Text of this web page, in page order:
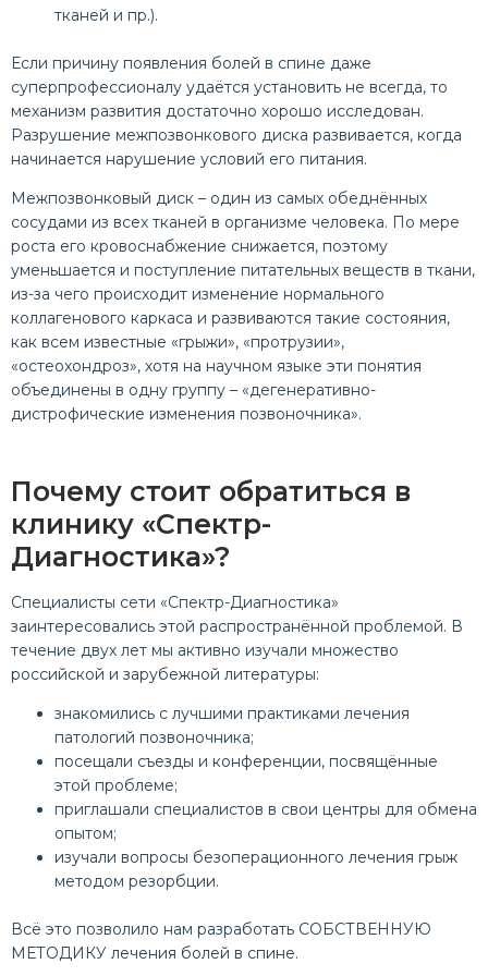
тканей и пр.).
Если причину появления болей в спине даже
суперпрофессионалу удаётся установить не всегда, то
механизм развития достаточно хорошо исследован.
Разрушение межпозвонкового диска развивается, когда
начинается нарушение условий его питания.
Межпозвонковый диск – один из самых обеднённых
сосудами из всех тканей в организме человека. По мере
роста его кровоснабжение снижается, поэтому
уменьшается и поступление питательных веществ в ткани,
из-за чего происходит изменение нормального
коллагенового каркаса и развиваются такие состояния,
как всем известные «грыжи», «протрузии»,
«остеохондроз», хотя на научном языке эти понятия
объединены в одну группу – «дегенеративно-
дистрофические изменения позвоночника».
Почему стоит обратиться в
клинику «Спектр-
Диагностика»?
Специалисты сети «Спектр-Диагностика»
заинтересовались этой распространённой проблемой. В
течение двух лет мы активно изучали множество
российской и зарубежной литературы:
знакомились с лучшими практиками лечения
патологий позвоночника;
посещали съезды и конференции, посвящённые
этой проблеме;
приглашали специалистов в свои центры для обмена
опытом;
изучали вопросы безоперационного лечения грыж
методом резорбции.
Всё это позволило нам разработать СОБСТВЕННУЮ
МЕТОДИКУ лечения болей в спине.